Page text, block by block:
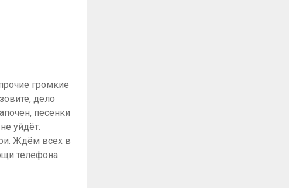
громкие
дело
песенки
уйдёт.
Ждём всех в
телефона